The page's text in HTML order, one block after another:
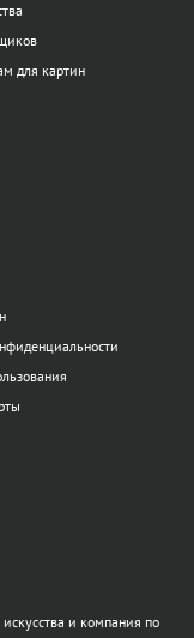
для картин
и компания по